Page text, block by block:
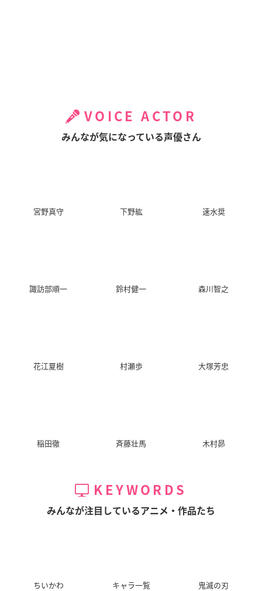
VOICE ACTOR
みんなが気になっている声優さん
宮野真守 下野紘 速水奨
諏訪部順一 鈴村健一 森川智之
花江夏樹 村瀬歩 大塚芳忠
稲田徹 斉藤壮馬 木村昴
KEYWORDS
みんなが注目しているアニメ・作品たち
ちいかわ キャラ一覧 鬼滅の刃